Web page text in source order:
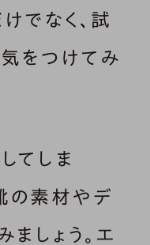
でなく、試
をつけてみ
てしま
の素材やデ
しょう。エ